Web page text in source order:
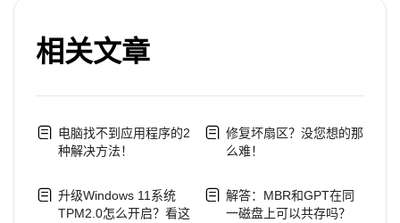
相关文章
电脑找不到应用程序的2
种解决方法！
升级Windows 11系统
TPM2.0怎么开启？看这
修复坏扇区？没您想的那
么难！
解答：MBR和GPT在同
一磁盘上可以共存吗？